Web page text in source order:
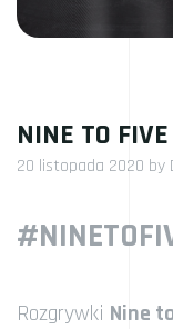
NINE TO FIVE
20 listopada 2020 by
Rozgrywki Nine